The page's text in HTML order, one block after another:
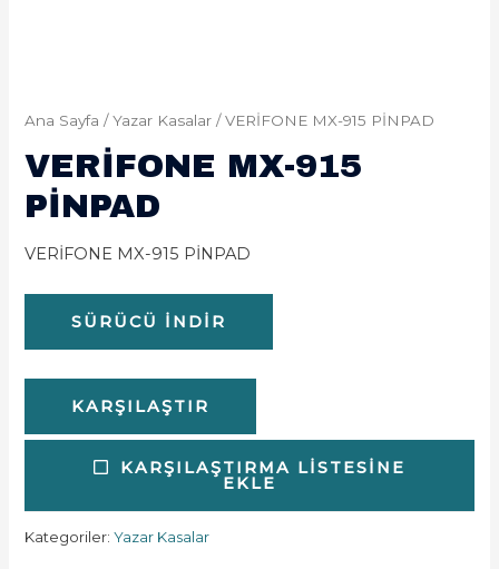
Ana Sayfa /Yazar Kasalar / VERİFONE MX-915 PİNPAD
VERİFONE MX-915
PİNPAD
VERİFONE MX-915 PİNPAD
SÜRÜCÜ İNDIR
KARŞILAŞTIR
KARŞILAŞTIRMA LISTESINE
EKLE
Kategoriler:Yazar Kasalar